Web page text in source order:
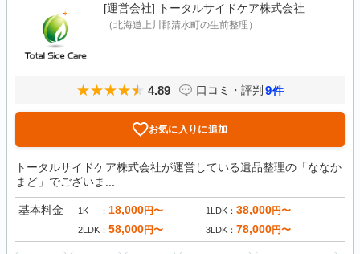
[運営会社] トータルサイドケア株式会社
（北海道上川郡清水町の生前整理）
4.89 口コミ・評判 9件
お気に入りに追加
トータルサイドケア株式会社が運営している遺品整理の「ななか
まど」でございま...
基本料金 1K 18,000円〜 1LDK 38,000円〜
2LDK 58,000円〜 3LDK 78,000円〜